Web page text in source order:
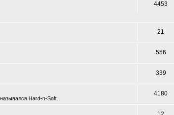
4453
21
556
339
Hard-n-Soft.
4180